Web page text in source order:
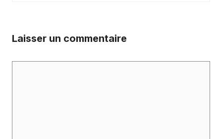
Laisser un commentaire